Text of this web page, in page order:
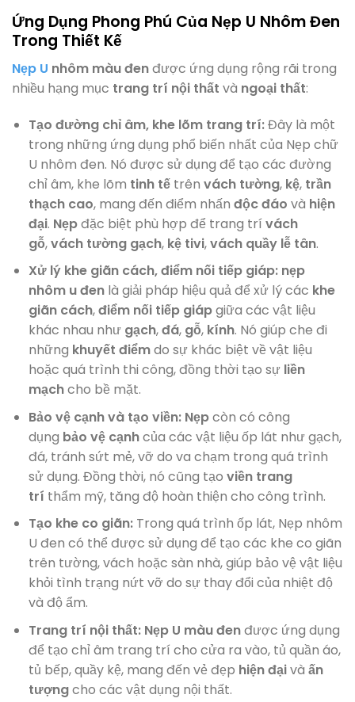
Ứng Dụng Phong Phú Của Nẹp U Nhôm Đen
Trong Thiết Kế
Nẹp U nhôm màu đenđược ứng dụng rộng rãi trong
nhiều hạng mục trang trí nội thất và ngoại thất:
Tạo đường chỉ âm, khe lõm trang trí:Đây là một
trong những ứng dụng phổ biến nhất của Nẹp chữ
U nhôm đen. Nó được sử dụng để tạo các đường
chỉ âm, khe lõm tinh tếtrên vách tường, kệ, trần
thạch cao, mang đến điểm nhấn độc đáo và hiện
đại. Nẹpđặc biệt phù hợp để trang trí vách
gỗ,vách tường gạch, kệ tivi,vách quầy lễ tân.
Xử lý khe giãn cách, điểm nối tiếp giáp: nẹp
nhôm u đenlà giải pháp hiệu quả để xử lý các khe
giãn cách,điểm nối tiếp giápgiữa các vật liệu
khác nhau như gạch,đá, gỗ, kính. Nó giúp che đi
những khuyết điểmdo sự khác biệt về vật liệu
hoặc quá trình thi công, đồng thời tạo sự liền
mạchcho bề mặt.
Bảo vệ cạnh và tạo viền: Nẹpcòn có công
dụng bảo vệ cạnhcủa các vật liệu ốp lát như gạch,
đá, tránh sứt mẻ, vỡ do va chạm trong quá trình
sử dụng. Đồng thời, nó cũng tạo viền trang
trí thẩm mỹ, tăng độ hoàn thiện cho công trình.
Tạo khe co giãn:Trong quá trình ốp lát, Nẹp nhôm
U đen có thể được sử dụng để tạo các khe co giãn
trên tường, vách hoặc sàn nhà, giúp bảo vệ vật liệu
khỏi tình trạng nứt vỡ do sự thay đổi của nhiệt độ
và độ ẩm.
Trang trí nội thất: Nẹp U màu đenđược ứng dụng
để tạo chỉ âm trang trí cho cửa ra vào, tủ quần áo,
tủ bếp, quầy kệ, mang đến vẻ đẹp hiện đạivà ấn
tượngcho các vật dụng nội thất.